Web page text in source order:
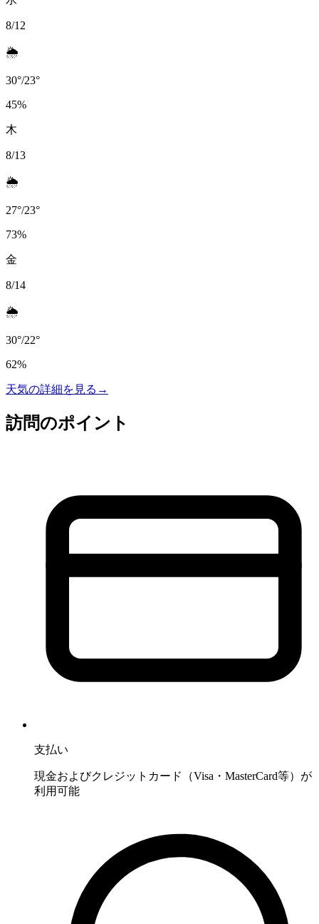
8/12
🌦️
30°/23°
45%
木
8/13
🌦️
27°/23°
73%
金
8/14
🌦️
30°/22°
62%
天気の詳細を見る →
訪問のポイント
支払い
現金およびクレジットカード（Visa・MasterCard等）が
利用可能